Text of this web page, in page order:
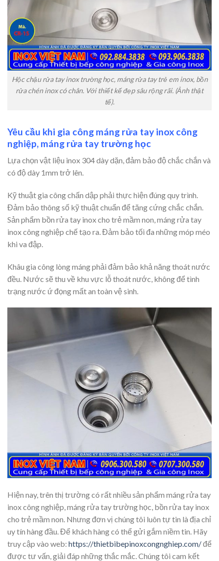
Hộc chậu rửa tay inox trường học, máng rửa tay trẻ em inox, bồn
rửa chén inox có chân. Với thiết kế đẹp sâu rộng rãi. (Ảnh thật
tế).
Yêu cầu khi gia công máng rửa tay inox công
nghiệp, máng rửa tay trường học
Lựa chọn vật liệu inox 304 dày dặn, đảm bảo độ chắc chắn và
có độ dày 1mm trở lên.
Kỹ thuật gia công chấn dập phải thực hiện đúng quy trình.
Đảm bảo thông số kỹ thuật chuẩn để tăng cứng chắc chắn.
Sản phẩm bồn rửa tay inox cho trẻ mầm non, máng rửa tay
inox công nghiệp chế tạo ra. Đảm bảo tối đa những móp méo
khi va đập.
Khâu gia công lòng máng phải đảm bảo khả năng thoát nước
đều. Nước sẽ thu về khu vực lỗ thoát nước, không để tình
trạng nước ứ đọng mất an toàn vệ sinh.
Hiện nay, trên thị trường có rất nhiều sản phẩm máng rửa tay
inox công nghiệp, máng rửa tay trường học, bồn rửa tay inox
cho trẻ mầm non. Nhưng đơn vị chúng tôi luôn tự tin là địa chỉ
uy tín hàng đầu. Để khách hàng có thể gửi gắm niềm tin. Hãy
truy cập vào web: https://thietbibepinoxcongnghiep.com/để
được tư vấn, giải đáp những thắc mắc. Chúng tôi cam kết